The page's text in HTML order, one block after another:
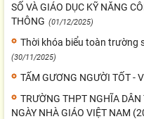
SỐ VÀ GIÁO DỤC KỸ NĂNG
THÔNG (01/12/2025)
Thời khóa biểu toàn trường
(30/11/2025)
TẤM GƯƠNG NGƯỜI TỐT -
TRƯỜNG THPT NGHĨA
NGÀY NHÀ GIÁO VIỆT NAM